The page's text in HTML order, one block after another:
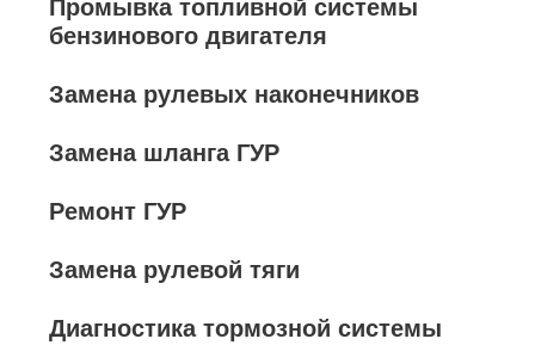
Промывка топливной системы
бензинового двигателя
Замена рулевых наконечников
Замена шланга ГУР
Ремонт ГУР
Замена рулевой тяги
Диагностика тормозной системы